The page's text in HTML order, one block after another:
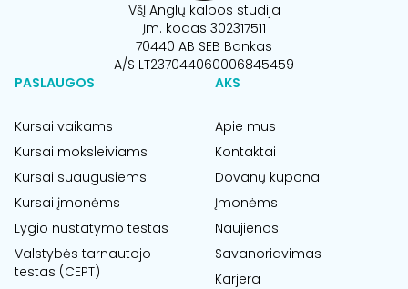
VšĮ Anglų kalbos studija
Įm. kodas 302317511
70440 AB SEB Bankas
A/S LT237044060006845459
PASLAUGOS
Kursai vaikams
Kursai moksleiviams
Kursai suaugusiems
Kursai įmonėms
Lygio nustatymo testas
Valstybės tarnautojo
testas (CEPT)
AKS
Apie mus
Kontaktai
Dovanų kuponai
Įmonėms
Naujienos
Savanoriavimas
Karjera